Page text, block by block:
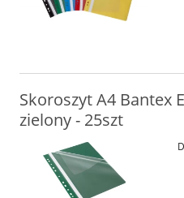
Skoroszyt A4 Bantex
zielony - 25szt